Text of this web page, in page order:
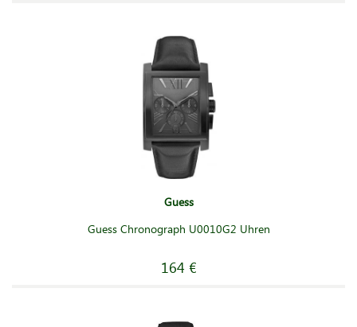
Guess
Guess Chronograph U0010G2 Uhren
164 €